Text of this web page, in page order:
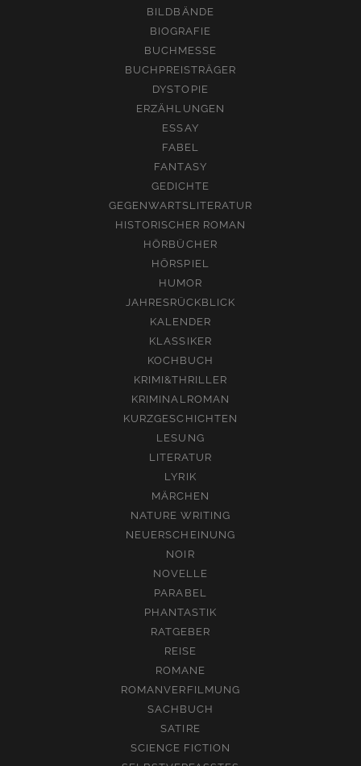
BILDBÄNDE
BIOGRAFIE
BUCHMESSE
BUCHPREISTRÄGER
DYSTOPIE
ERZÄHLUNGEN
ESSAY
FABEL
FANTASY
GEDICHTE
GEGENWARTSLITERATUR
HISTORISCHER ROMAN
HÖRBÜCHER
HÖRSPIEL
HUMOR
JAHRESRÜCKBLICK
KALENDER
KLASSIKER
KOCHBUCH
KRIMI&THRILLER
KRIMINALROMAN
KURZGESCHICHTEN
LESUNG
LITERATUR
LYRIK
MÄRCHEN
NATURE WRITING
NEUERSCHEINUNG
NOIR
NOVELLE
PARABEL
PHANTASTIK
RATGEBER
REISE
ROMANE
ROMANVERFILMUNG
SACHBUCH
SATIRE
SCIENCE FICTION